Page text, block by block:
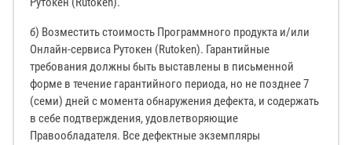
б) Возместить стоимость Программного продукта и/или
Онлайн-сервиса Рутокен (Rutoken). Гарантийные
требования должны быть выставлены в письменной
форме в течение гарантийного периода, но не позднее 7
(семи) дней с момента обнаружения дефекта, и содержать
в себе подтверждения, удовлетворяющие
Правообладателя. Все дефектные экземпляры